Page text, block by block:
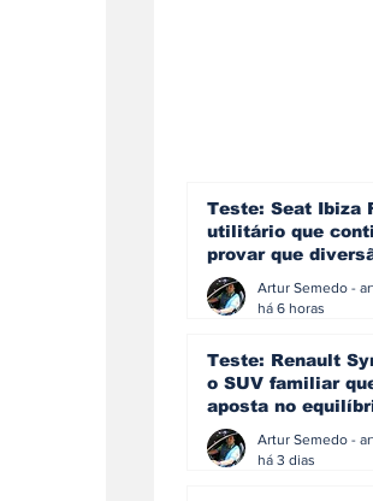
Teste: Seat Ibiza
utilitário que
provar que
eficiência e
simplicidade
há 6 horas
Teste: Renault
o SUV familiar
aposta no
ainda acredita na
manualhá 3 dias